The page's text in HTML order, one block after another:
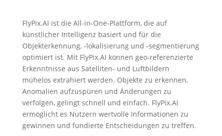
FlyPix.AI ist die All-in-One-Plattform, die auf
künstlicher Intelligenz basiert und für die
Objekterkennung, -lokalisierung und -segmentierung
optimiert ist. Mit FlyPix.AI können geo-referenzierte
Erkenntnisse aus Satelliten- und Luftbildern
mühelos extrahiert werden. Objekte zu erkennen,
Anomalien aufzuspüren und Änderungen zu
verfolgen, gelingt schnell und einfach. FlyPix.AI
ermöglicht es Nutzern wertvolle Informationen zu
gewinnen und fundierte Entscheidungen zu treffen.